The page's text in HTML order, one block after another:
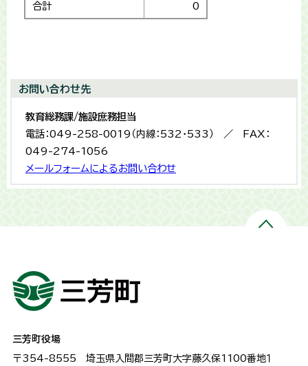
合計 0
お問い合わせ先
教育総務課/施設庶務担当
電話：049-258-0019（内線：532・533） ／ FAX：
049-274-1056
メールフォームによるお問い合わせ
三芳町役場
〒354-8555 埼玉県入間郡三芳町大字藤久保1100番地１